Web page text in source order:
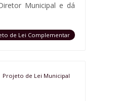
Municipal e dá
de Lei Complementar
Projeto de Lei Municipal